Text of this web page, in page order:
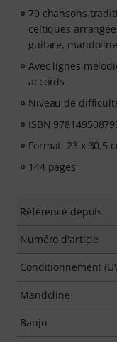
70 chansons
celtiques
guitare,
Avec lignes
accords
Niveau de
ISBN
Format: 23 x 30,5
144 pages
Référencé depuis
Numéro d'article
Conditionnement
Mandoline
Banjo